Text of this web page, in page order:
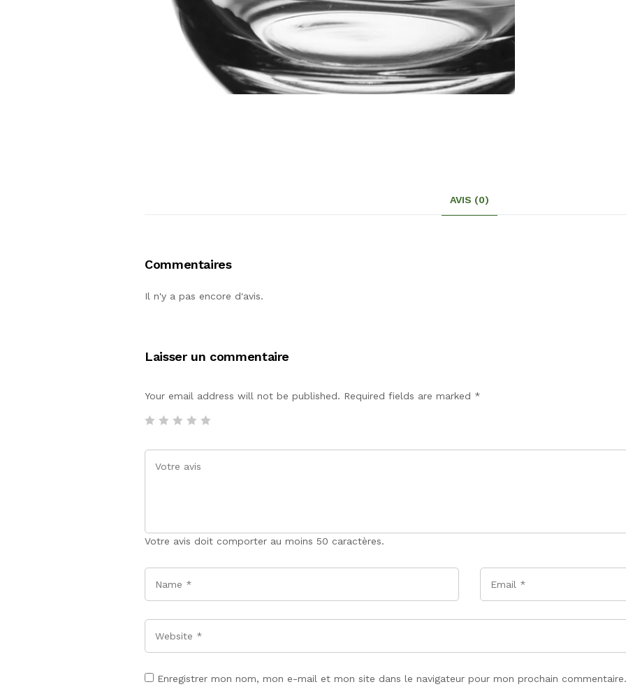
AVIS (0)
Commentaires
Il n'y a pas encore d'avis.
Laisser un commentaire
Your email address will not be published. Required fields are marked *
Votre avis doit comporter au moins 50 caractères.
Enregistrer mon nom, mon e-mail et mon site dans le navigateur pour mon prochain commentaire.